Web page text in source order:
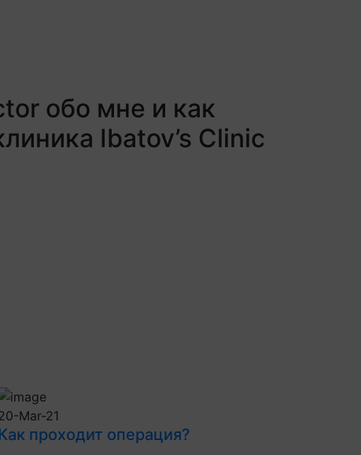
обо мне и как
Ibatov’s Clinic
Mar-21
проходит операция?